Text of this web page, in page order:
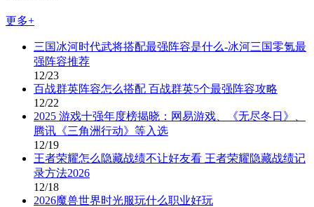
更多+
三国冰河时代武将搭配最强阵容是什么-冰河三国零氪最
强阵容推荐
12/23
百战群英阵容怎么搭配 百战群英5个最强阵容攻略
12/22
2025 游戏十强年度榜揭晓：网易游戏、《无尽冬日》、
腾讯《三角洲行动》等入选
12/19
王者荣耀怎么隐藏战绩不让好友看 王者荣耀隐藏战绩记
录方法2026
12/18
2026魔兽世界时光服玩什么职业好玩